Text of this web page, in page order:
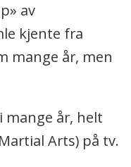
av
kjente fra
mange år, men
mange år, helt
Arts) på tv.